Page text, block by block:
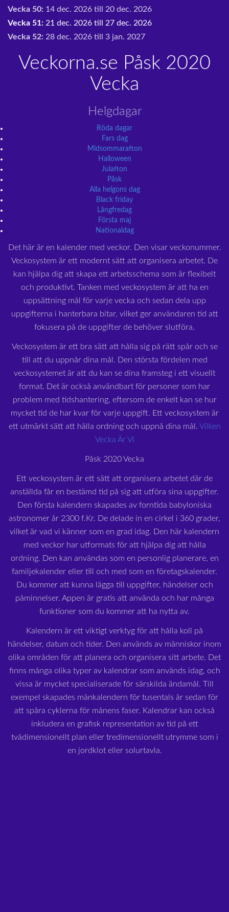
Vecka 50: 14 dec. 2026 till 20 dec. 2026
Vecka 51: 21 dec. 2026 till 27 dec. 2026
Vecka 52: 28 dec. 2026 till 3 jan. 2027
Veckorna.se Påsk 2020
Vecka
Helgdagar
Röda dagar
Fars dag
Midsommarafton
Halloween
Julafton
Påsk
Alla helgons dag
Black friday
Långfredag
Första maj
Nationaldag
Det här är en kalender med veckor. Den visar veckonummer.
Veckosystem är ett modernt sätt att organisera arbetet. De
kan hjälpa dig att skapa ett arbetsschema som är flexibelt
och produktivt. Tanken med veckosystem är att ha en
uppsättning mål för varje vecka och sedan dela upp
uppgifterna i hanterbara bitar, vilket ger användaren tid att
fokusera på de uppgifter de behöver slutföra.
Veckosystem är ett bra sätt att hålla sig på rätt spår och se
till att du uppnår dina mål. Den största fördelen med
veckosystemet är att du kan se dina framsteg i ett visuellt
format. Det är också användbart för personer som har
problem med tidshantering, eftersom de enkelt kan se hur
mycket tid de har kvar för varje uppgift. Ett veckosystem är
ett utmärkt sätt att hålla ordning och uppnå dina mål. Vilken
Vecka Är Vi
Påsk 2020 Vecka
Ett veckosystem är ett sätt att organisera arbetet där de
anställda får en bestämd tid på sig att utföra sina uppgifter.
Den första kalendern skapades av forntida babyloniska
astronomer år 2300 f.Kr. De delade in en cirkel i 360 grader,
vilket är vad vi känner som en grad idag. Den här kalendern
med veckor har utformats för att hjälpa dig att hålla
ordning. Den kan användas som en personlig planerare, en
familjekalender eller till och med som en företagskalender.
Du kommer att kunna lägga till uppgifter, händelser och
påminnelser. Appen är gratis att använda och har många
funktioner som du kommer att ha nytta av.
Kalendern är ett viktigt verktyg för att hålla koll på
händelser, datum och tider. Den används av människor inom
olika områden för att planera och organisera sitt arbete. Det
finns många olika typer av kalendrar som används idag, och
vissa är mycket specialiserade för särskilda ändamål. Till
exempel skapades månkalendern för tusentals år sedan för
att spåra cyklerna för månens faser. Kalendrar kan också
inkludera en grafisk representation av tid på ett
tvådimensionellt plan eller tredimensionellt utrymme som i
en jordklot eller solurtavla.